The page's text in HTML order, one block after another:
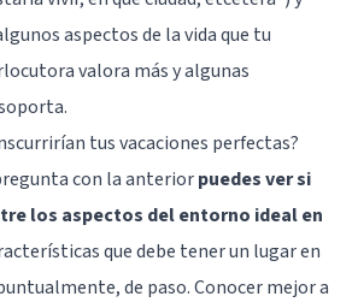
aspectos de la vida que tu
valora más y algunas
tus vacaciones perfectas?
con la anteriorpuedes ver si
los aspectos del entorno ideal en
que debe tener un lugar en
de paso. Conocer mejor a